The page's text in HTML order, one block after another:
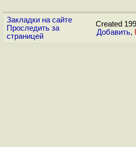
Закладки на сайте
Проследить за
страницей
Created
Добавить,